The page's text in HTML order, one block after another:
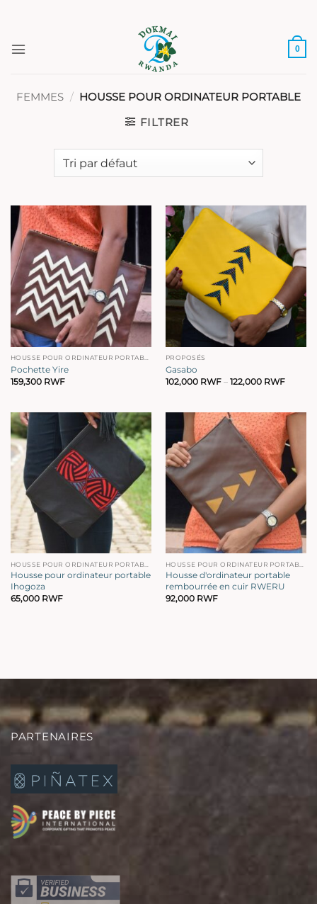
0
FEMMES / HOUSSE POUR ORDINATEUR PORTABLE
FILTRER
HOUSSE POUR ORDINATEUR PORTABLE
Pochette Yire
159,300 RWF
PROPOSÉS
Gasabo
102,000 RWF – 122,000 RWF
à
Housse pour ordinateur portable
Ihogoza
65,000 RWF
Housse d'ordinateur portable
rembourrée en cuir RWERU
92,000 RWF
PARTENAIRES